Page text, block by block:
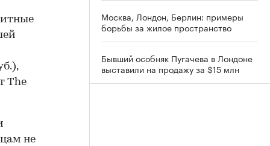
The
не
Москва, Лондон, Берлин: примеры
борьбы за жилое пространство
Бывший особняк Пугачева в Лондоне
выставили на продажу за $15 млн